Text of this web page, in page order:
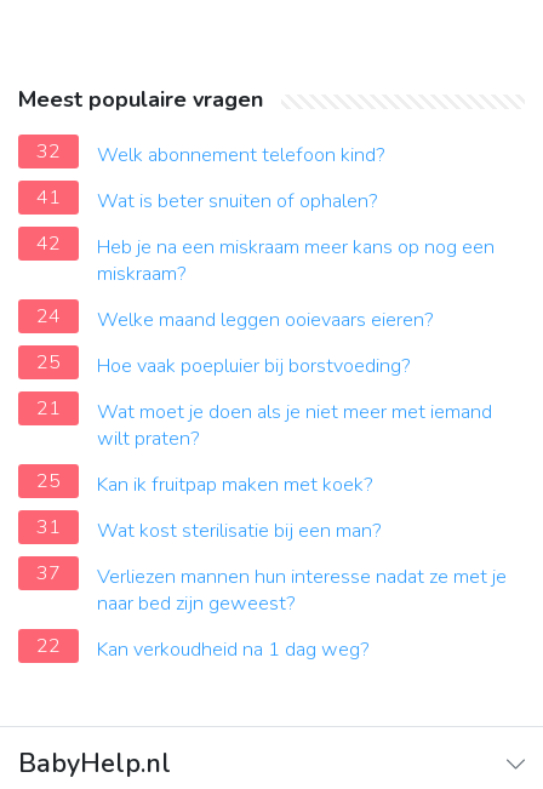
Meest populaire vragen
32
Welk abonnement telefoon kind?
41
Wat is beter snuiten of ophalen?
42
Heb je na een miskraam meer kans op nog een
miskraam?
24
Welke maand leggen ooievaars eieren?
25
Hoe vaak poepluier bij borstvoeding?
21
Wat moet je doen als je niet meer met iemand
wilt praten?
25
Kan ik fruitpap maken met koek?
31
Wat kost sterilisatie bij een man?
37
Verliezen mannen hun interesse nadat ze met je
naar bed zijn geweest?
22
Kan verkoudheid na 1 dag weg?
BabyHelp.nl